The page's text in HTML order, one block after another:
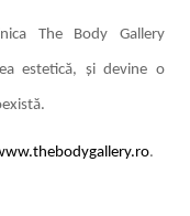
The Body Gallery
estetică, și devine o
.